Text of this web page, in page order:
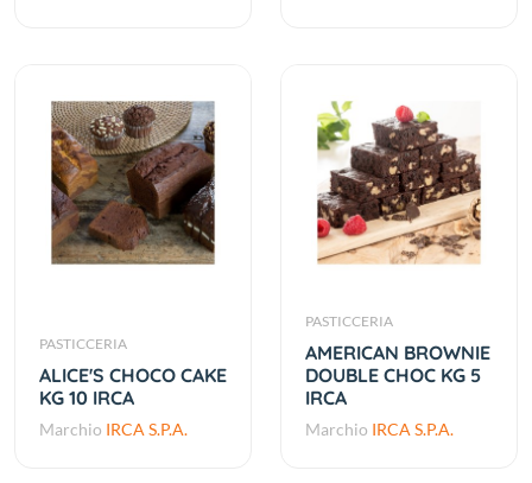
PASTICCERIA
ALICE'S CHOCO CAKE
KG 10 IRCA
Marchio IRCA S.P.A.
PASTICCERIA
AMERICAN BROWNIE
DOUBLE CHOC KG 5
IRCA
Marchio IRCA S.P.A.